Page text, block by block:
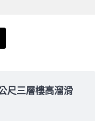
尺三層樓高溜滑